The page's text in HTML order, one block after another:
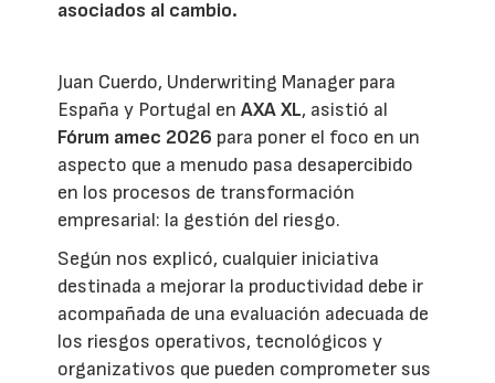
asociados al cambio.
Juan Cuerdo, Underwriting Manager para
España y Portugal enAXA XL, asistió al
Fórum amec 2026 para poner el foco en un
aspecto que a menudo pasa desapercibido
en los procesos de transformación
empresarial: la gestión del riesgo.
Según nos explicó, cualquier iniciativa
destinada a mejorar la productividad debe ir
acompañada de una evaluación adecuada de
los riesgos operativos, tecnológicos y
organizativos que pueden comprometer sus